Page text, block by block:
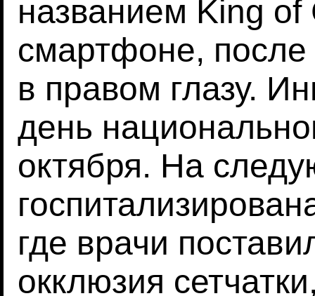
названием King
смартфоне, после
в правом глазу.
день
октября. На
где врачи
окклюзия